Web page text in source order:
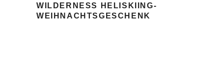
WILDERNESS HELISKIING-
WEIHNACHTSGESCHENK